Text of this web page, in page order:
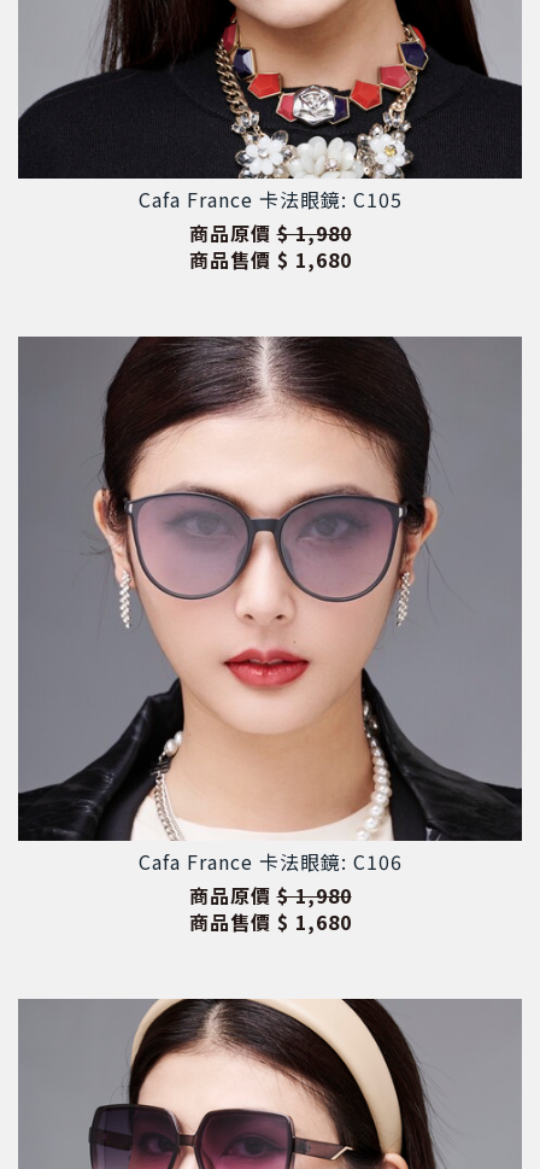
Cafa France 卡法眼鏡: C105
商品原價 $ 1,980
商品售價 $ 1,680
Cafa France 卡法眼鏡: C106
商品原價 $ 1,980
商品售價 $ 1,680